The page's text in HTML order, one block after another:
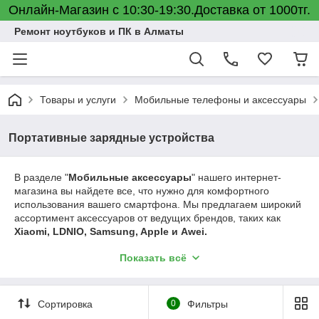
Онлайн-Магазин с 10:30-19:30.Доставка от 1000тг.
Ремонт ноутбуков и ПК в Алматы
Товары и услуги Мобильные телефоны и аксессуары
Портативные зарядные устройства
В разделе "Мобильные аксессуары" нашего интернет-
магазина вы найдете все, что нужно для комфортного
использования вашего смартфона. Мы предлагаем широкий
ассортимент аксессуаров от ведущих брендов, таких как
Xiaomi, LDNIO, Samsung, Apple и Awei.
идеальные спутники в поездках и повседневной жизни. Эти
компактных 5000 мАч до мощных 30 000 мАч, способных
Показать всё
Сортировка 0 Фильтры